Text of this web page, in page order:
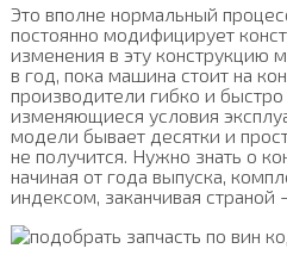
Это вполне нормальный
постоянно модифицирует
изменения в эту конструкцию
в год, пока машина стоит на
производители гибко и
изменяющиеся условия
модели бывает десятки и
не получится. Нужно знать о
начиная от года выпуска,
индексом, заканчивая